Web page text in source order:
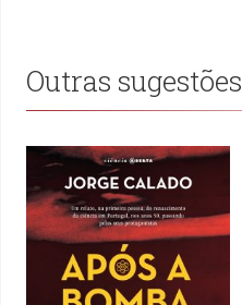
Outras sugestões